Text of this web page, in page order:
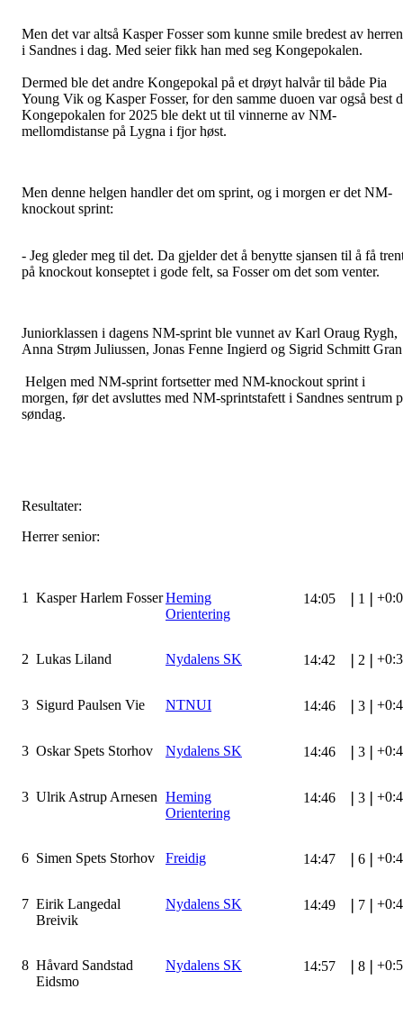
Men det var altså Kasper Fosser som kunne smile bredest av
i Sandnes i dag. Med seier fikk han med seg Kongepokalen.
Dermed ble det andre Kongepokal på et drøyt halvår til både Pia
Young Vik og Kasper Fosser, for den samme duoen var også best
Kongepokalen for 2025 ble dekt ut til vinnerne av NM-
mellomdistanse på Lygna i fjor høst.
Men denne helgen handler det om sprint, og i morgen er det NM-
knockout sprint:
- Jeg gleder meg til det. Da gjelder det å benytte sjansen til å få
på knockout konseptet i gode felt, sa Fosser om det som venter.
Juniorklassen i dagens NM-sprint ble vunnet av Karl Oraug Rygh,
Anna Strøm Juliussen, Jonas Fenne Ingierd og Sigrid Schmitt
Helgen med NM-sprint fortsetter med NM-knockout sprint i
morgen, før det avsluttes med NM-sprintstafett i Sandnes sentrum
søndag.
Resultater:
Herrer senior:
1 Kasper Harlem FosserHeming
Orientering
14:05 1
2 Lukas Liland Nydalens SK 14:42 2
3 Sigurd Paulsen Vie NTNUI 14:46 3
3 Oskar Spets Storhov Nydalens SK 14:46 3
3 Ulrik Astrup Arnesen Heming
Orientering
14:46 3
6 Simen Spets Storhov Freidig 14:47 6
7 Eirik Langedal
Breivik
Nydalens SK 14:49 7
8 Håvard Sandstad
Eidsmo
Nydalens SK 14:57 8